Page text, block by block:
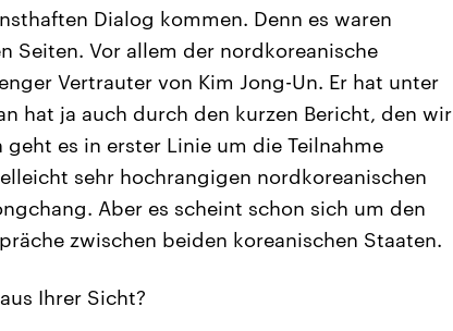
Dialog kommen. Denn es waren
Seiten. Vor allem der nordkoreanische
Vertrauter von Kim Jong-Un. Er hat unter
hat ja auch durch den kurzen Bericht, den wir
es in erster Linie um die Teilnahme
sehr hochrangigen nordkoreanischen
Aber es scheint schon sich um den
zwischen beiden koreanischen Staaten.
Ihrer Sicht?